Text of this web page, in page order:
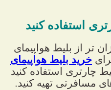
استفاده کنید
تر از بلیط هواپیمای
خرید بلیط هواپیمای
چارتری استفاده کنید
مسافرتی تهیه کنید.